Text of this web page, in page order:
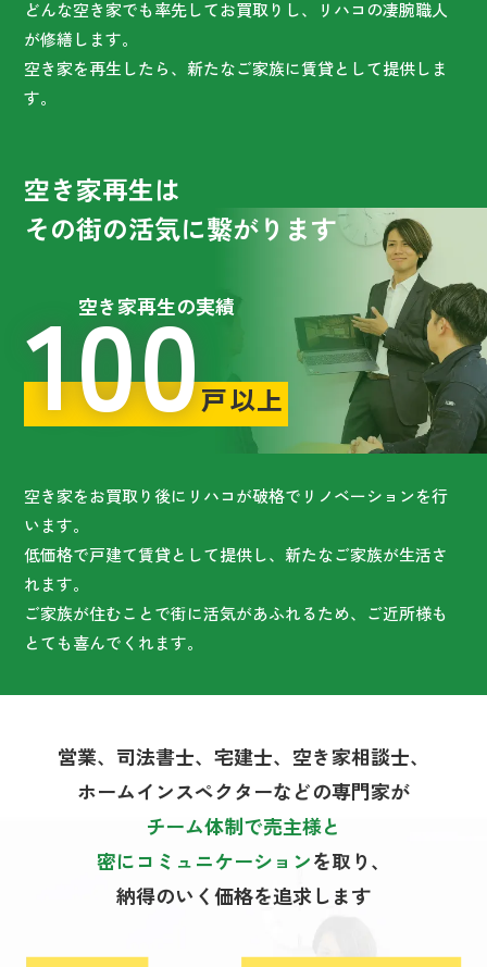
どんな空き家でも率先してお買取りし、リハコの凄腕職人
が修繕します。
空き家を再生したら、新たなご家族に賃貸として提供しま
す。
空き家再生は
その街の活気に繋がります
空き家再生の実績
100戸以上
空き家をお買取り後にリハコが破格でリノベーションを行
います。
低価格で戸建て賃貸として提供し、新たなご家族が生活さ
れます。
ご家族が住むことで街に活気があふれるため、ご近所様も
とても喜んでくれます。
営業、司法書士、宅建士、空き家相談士、
ホームインスペクターなどの専門家が
チーム体制で売主様と
密にコミュニケーションを取り、
納得のいく価格を追求します